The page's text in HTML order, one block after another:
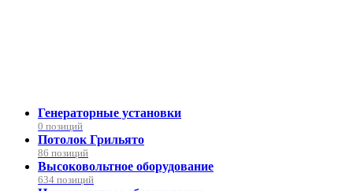
Генераторные установки
0 позиций
Потолок Грильято
86 позиций
Высоковольтное оборудование
634 позиций